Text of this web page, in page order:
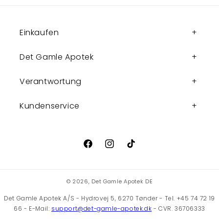
Einkaufen
Det Gamle Apotek
Verantwortung
Kundenservice
FacebookInstagram
TikTok
© 2026, Det Gamle Apotek DE
Det Gamle Apotek A/S - Hydrovej 5, 6270 Tønder - Tel. +45 74 72 19
66 - E-Mail: support@det-gamle-apotek.dk - CVR. 36706333